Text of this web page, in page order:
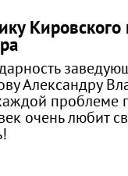
Александру
проблеме
очень любит